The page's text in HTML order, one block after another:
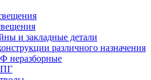
и закладные детали
различного назначения
неразборные